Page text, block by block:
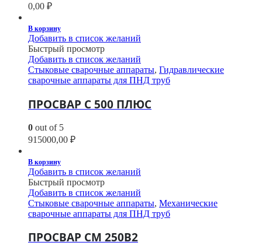
0,00 ₽
В корзину
Добавить в список желаний
Быстрый просмотр
Добавить в список желаний
Стыковые сварочные аппараты, Гидравлические
сварочные аппараты для ПНД труб
ПРОСВАР С 500 ПЛЮС
0 out of 5
915000,00 ₽
В корзину
Добавить в список желаний
Быстрый просмотр
Добавить в список желаний
Стыковые сварочные аппараты, Механические
сварочные аппараты для ПНД труб
ПРОСВАР СМ 250В2